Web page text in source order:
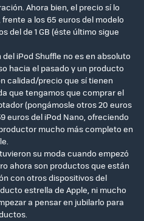
Ahora bien, el precio sí lo
a los 65 euros del modelo
del de 1 GB (éste último sigue
iPod Shuffle no es en absoluto
hacia el pasado y un producto
calidad/precio que sí tienen
que tengamos que comprar el
(pongámosle otros 20 euros
euros del iPod Nano, ofreciendo
mucho más completo en
su moda cuando empezó
ahora son productos que están
con otros dispositivos del
estrella de Apple, ni mucho
a pensar en jubilarlo para